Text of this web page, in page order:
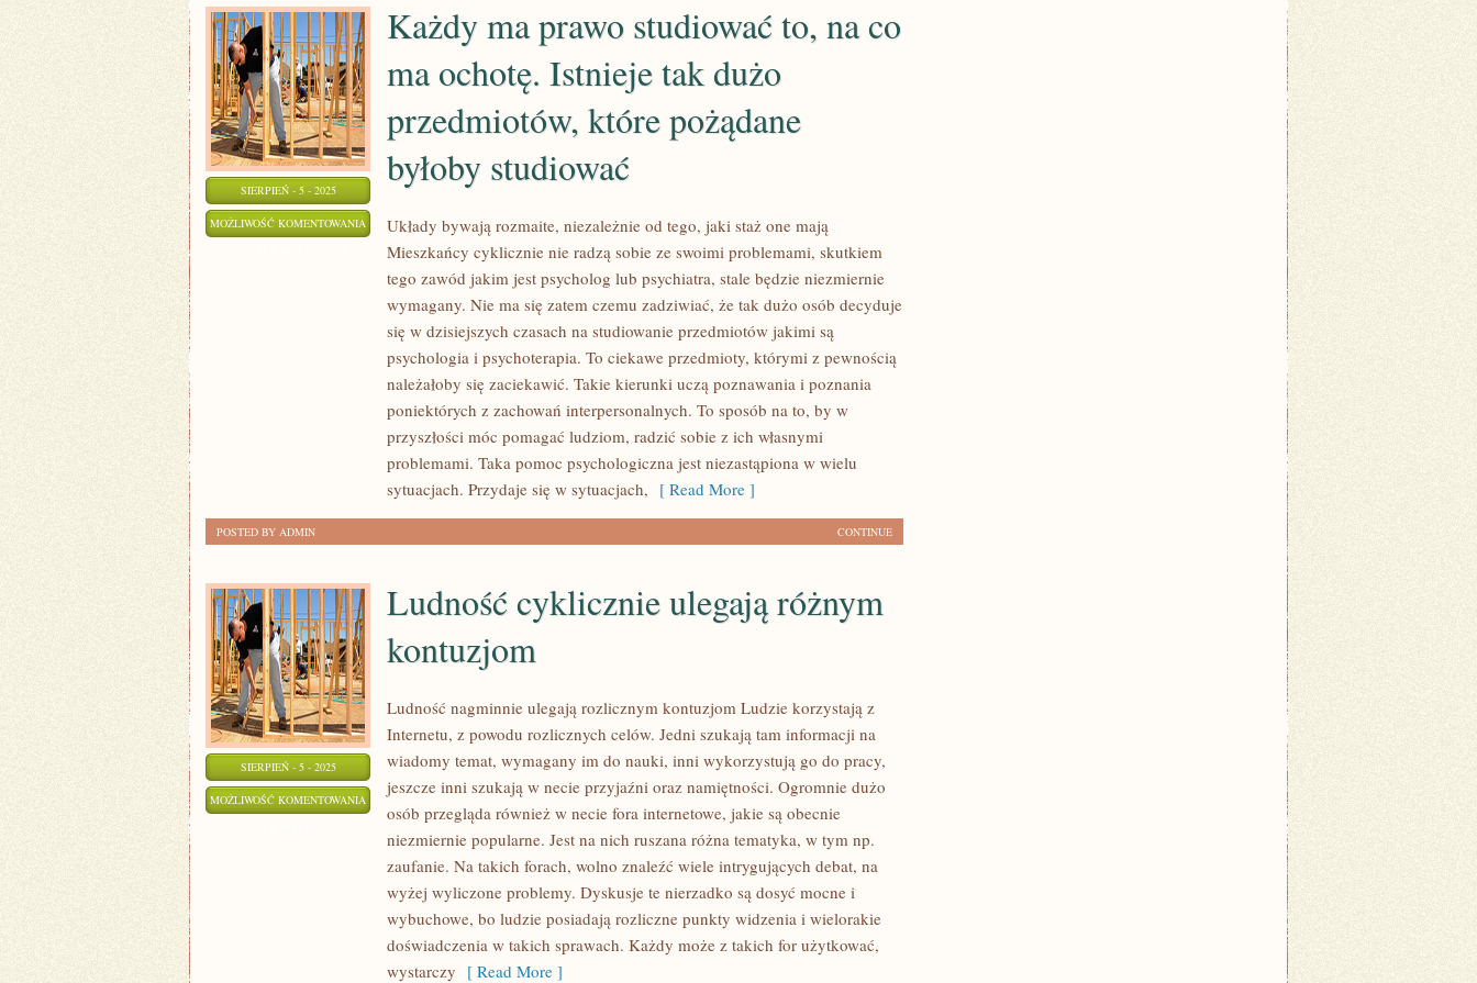
KŁOPOTLIWE
KUROWANIU
SIERPIEŃ - 5 - 2025
MOŻLIWOŚĆ KOMENTOWANIA KAŻDY
PRAWO
STUDIOWAĆ
OCHOTĘ.
ISTNIEJE
POŻĄDANE
STUDIOWAĆ
Każdy ma prawo studiować to, na co
ma ochotę. Istnieje tak dużo
przedmiotów, które pożądane
byłoby studiować
Układy bywają rozmaite, niezależnie od tego, jaki staż one mają
Mieszkańcy cyklicznie nie radzą sobie ze swoimi problemami, skutkiem
tego zawód jakim jest psycholog lub psychiatra, stale będzie niezmiernie
wymagany. Nie ma się zatem czemu zadziwiać, że tak dużo osób decyduje
się w dzisiejszych czasach na studiowanie przedmiotów jakimi są
psychologia i psychoterapia. To ciekawe przedmioty, którymi z pewnością
należałoby się zaciekawić. Takie kierunki uczą poznawania i poznania
poniektórych z zachowań interpersonalnych. To sposób na to, by w
przyszłości móc pomagać ludziom, radzić sobie z ich własnymi
problemami. Taka pomoc psychologiczna jest niezastąpiona w wielu
sytuacjach. Przydaje się w sytuacjach, [ Read More ]
CONTINUE
POSTED BY ADMIN
SIERPIEŃ - 5 - 2025
MOŻLIWOŚĆ KOMENTOWANIA LUDNOŚĆ
CYKLICZNIE
Ludność cyklicznie ulegają różnym
kontuzjom
Ludność nagminnie ulegają rozlicznym kontuzjom Ludzie korzystają z
Internetu, z powodu rozlicznych celów. Jedni szukają tam informacji na
wiadomy temat, wymagany im do nauki, inni wykorzystują go do pracy,
jeszcze inni szukają w necie przyjaźni oraz namiętności. Ogromnie dużo
osób przegląda również w necie fora internetowe, jakie są obecnie
niezmiernie popularne. Jest na nich ruszana różna tematyka, w tym np.
zaufanie. Na takich forach, wolno znaleźć wiele intrygujących debat, na
wyżej wyliczone problemy. Dyskusje te nierzadko są dosyć mocne i
wybuchowe, bo ludzie posiadają rozliczne punkty widzenia i wielorakie
doświadczenia w takich sprawach. Każdy może z takich for użytkować,
wystarczy [ Read More ]